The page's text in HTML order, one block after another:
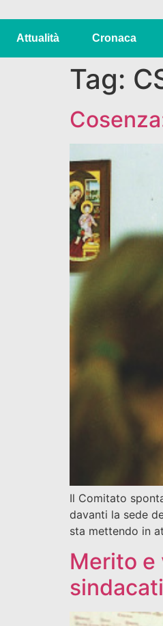
Attualità Cronaca
Tag:
Il Comitato
davanti la sede
sta mettendo in
Merito e